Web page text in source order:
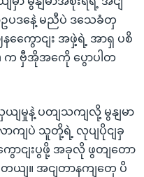
ဥပဒနေဲ့ မညီပဲ ဒသေခံတှ
ေောငျး အဖှဲ့ရဲ့ အာရှ ပစိ
က ဗှီအိုအကေို ပွောပါတ
ယျမှုနဲ့ ပတျသကျလို့ မွနျမာ
ာကျပဲ သူတို့ရဲ့ လုပျပိုငျခှ
ာငျးပွဖို့ အခုလို ဖွတျတော
တယျ။ အငျတာနကျတှေ ပိ